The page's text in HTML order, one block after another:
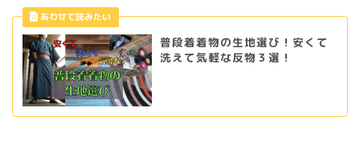
普段着着物の生地選び！安くて
洗えて気軽な反物３選！